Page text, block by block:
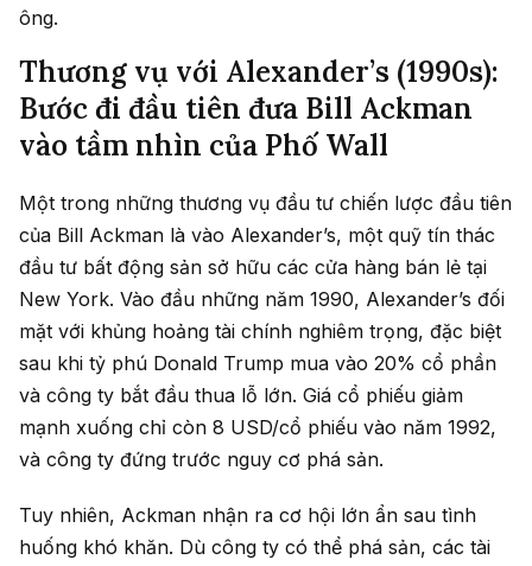
ông.
Thương vụ với Alexander’s (1990s):
Bước đi đầu tiên đưa Bill Ackman
vào tầm nhìn của Phố Wall
Một trong những thương vụ đầu tư chiến lược đầu tiên
của Bill Ackman là vào Alexander’s, một quỹ tín thác
đầu tư bất động sản sở hữu các cửa hàng bán lẻ tại
New York. Vào đầu những năm 1990, Alexander’s đối
mặt với khủng hoảng tài chính nghiêm trọng, đặc biệt
sau khi tỷ phú Donald Trump mua vào 20% cổ phần
và công ty bắt đầu thua lỗ lớn. Giá cổ phiếu giảm
mạnh xuống chỉ còn 8 USD/cổ phiếu vào năm 1992,
và công ty đứng trước nguy cơ phá sản.
Tuy nhiên, Ackman nhận ra cơ hội lớn ẩn sau tình
huống khó khăn. Dù công ty có thể phá sản, các tài